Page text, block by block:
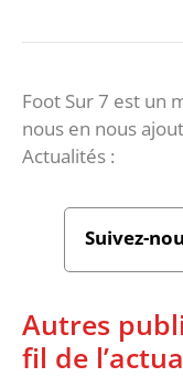
Foot Sur 7 est un
nous en nous
Actualités :
Suivez-
Autres
fil de